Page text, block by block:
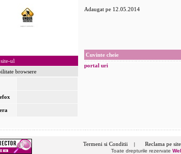
ul
browsere
Adaugat pe 12.05.2014
Cuvinte cheie
portal uri
Termeni si Conditii Reclama pe site
Toate drepturile rezervate